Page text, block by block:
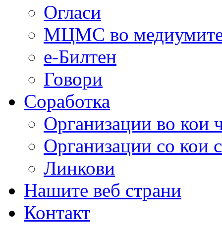
Огласи
МЦМС во
е-Билтен
Говори
Соработка
Организации во кои
Организации со кои
Линкови
Нашите веб страни
Контакт